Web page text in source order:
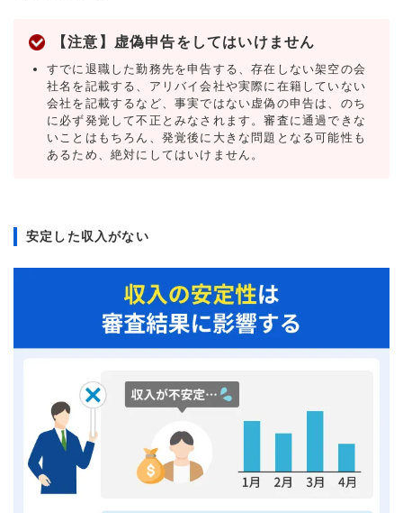
【注意】虚偽申告をしてはいけません
すでに退職した勤務先を申告する、存在しない架空の会
社名を記載する、アリバイ会社や実際に在籍していない
会社を記載するなど、事実ではない虚偽の申告は、のち
に必ず発覚して不正とみなされます。審査に通過できな
いことはもちろん、発覚後に大きな問題となる可能性も
あるため、絶対にしてはいけません。
安定した収入がない